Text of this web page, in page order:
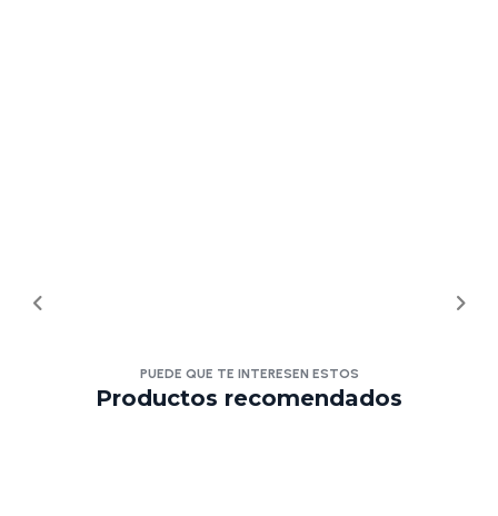
PUEDE QUE TE INTERESEN ESTOS
Productos recomendados